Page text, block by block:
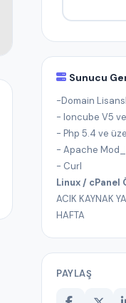
Sunucu
-Domain
- Ioncube V5
- Php 5.4 ve
- Apache
- Curl
Linux / cPanel
ACIK KAYNAK
HAFTA
PAYLAŞ